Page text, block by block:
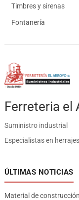
Timbres y sirenas
Fontanería
Ferreteria el
Suministro industrial
Especialistas en
ÚLTIMAS NOTICIAS
Material de